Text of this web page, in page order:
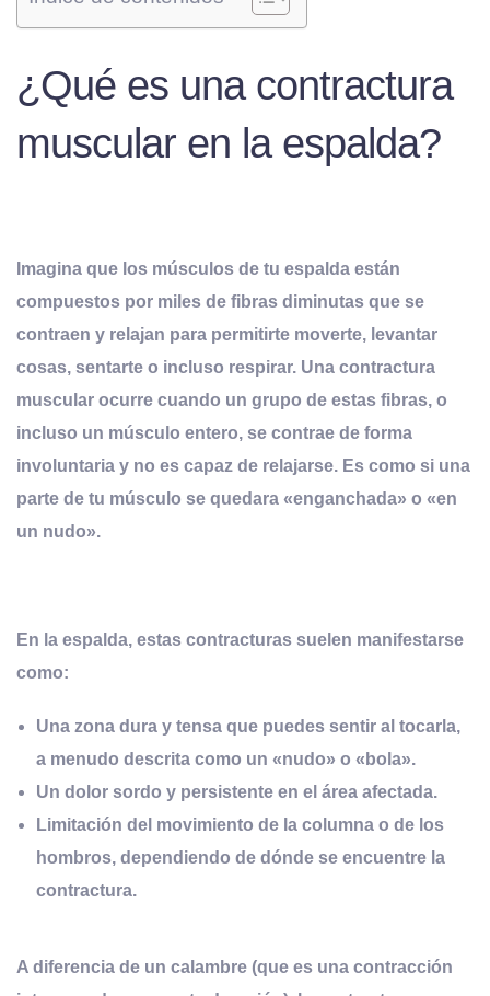
¿Qué es una contractura
muscular en la espalda?
Imagina que los músculos de tu espalda están
compuestos por miles de fibras diminutas que se
contraen y relajan para permitirte moverte, levantar
cosas, sentarte o incluso respirar. Una contractura
muscular ocurre cuando un grupo de estas fibras, o
incluso un músculo entero, se contrae de forma
involuntaria y no es capaz de relajarse. Es como si una
parte de tu músculo se quedara «enganchada» o «en
un nudo».
En la espalda, estas contracturas suelen manifestarse
como:
Unazona dura y tensa que puedes sentir al tocarla,
a menudo descrita como un «nudo» o «bola».
Undolor sordo y persistente en el área afectada.
Limitación del movimiento de la columna o de los
hombros, dependiendo de dónde se encuentre la
contractura.
A diferencia de un calambre (que es una contracción